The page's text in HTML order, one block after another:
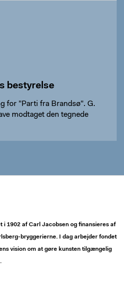
bestyrelse
for "Parti fra Brandsø". G.
modtaget den tegnede
i 1902 af Carl Jacobsen og finansieres af
bryggerierne. I dag arbejder fondet
vision om at gøre kunsten tilgængelig